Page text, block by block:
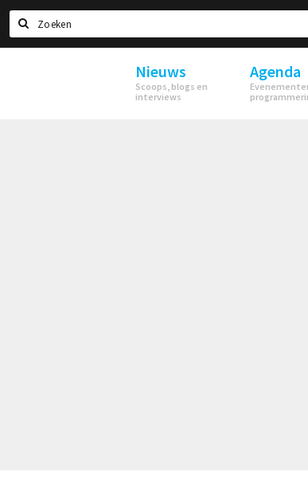
Zoeken
Nieuws
Scoops, blogs en
interviews
Agenda